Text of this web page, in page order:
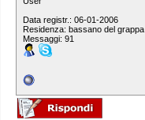
Data registr.: 06-01-2006
Residenza: bassano del grappa
Messaggi: 91